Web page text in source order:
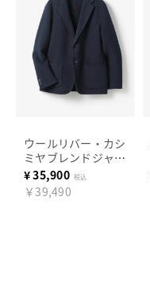
ウールリバー・カシ
ミヤブレンドジャケ
ット
¥35,900 税込
￥39,490